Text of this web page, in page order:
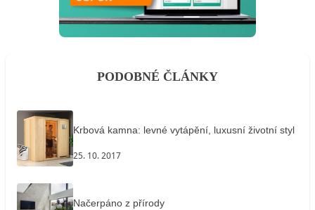
PODOBNÉ ČLÁNKY
Krbová kamna: levné vytápění, luxusní životní styl
25. 10. 2017
Načerpáno z přírody